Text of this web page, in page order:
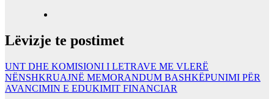
Lëvizje te postimet
UNT DHE KOMISIONI I LETRAVE ME VLERË
NËNSHKRUAJNË MEMORANDUM BASHKËPUNIMI PËR
AVANCIMIN E EDUKIMIT FINANCIAR